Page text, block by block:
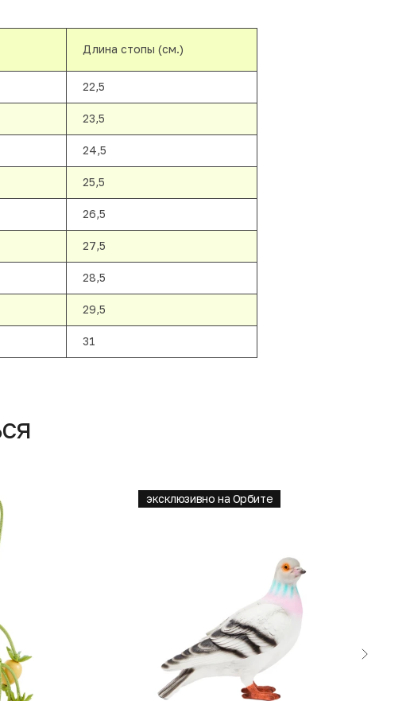
Длина стопы (см.)
22,5
23,5
24,5
25,5
26,5
27,5
28,5
29,5
31
эксклюзивно на Орбите